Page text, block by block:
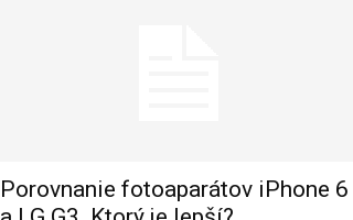
Porovnanie fotoaparátov iPhone 6